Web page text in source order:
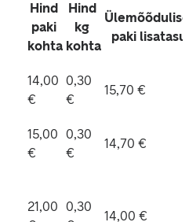
Hind
paki
kohta
Hind
kg
kohta
Ülemõõdulise
paki lisatasu
14,00
€
0,30
€
15,70 €
15,00
€
0,30
€
14,70 €
21,00 0,30
14,00 €